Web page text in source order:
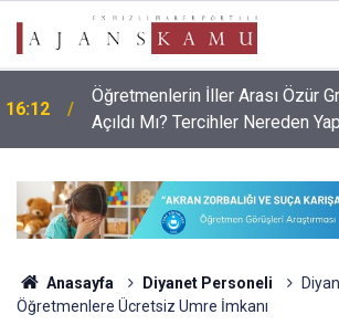
16:12
Öğretmenlerin İller Arası Özür
Açıldı Mı? Tercihler Nereden
Anasayfa Diyanet Personeli
Öğretmenlere Ücretsiz Umre İmkanı